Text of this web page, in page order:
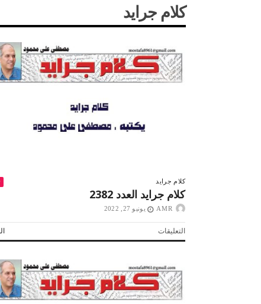
كلام جرايد
كلام جرايد
كلام جرايد العدد 2382
AMR يونيو 27, 2022
التعليقاتعلى
كلام
2382
مغلقة
التشجيع «أخلاق» وليس «تحفيل»